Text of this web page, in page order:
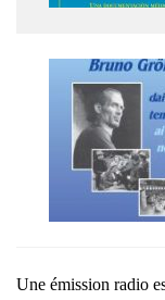
Une émis­sion radio